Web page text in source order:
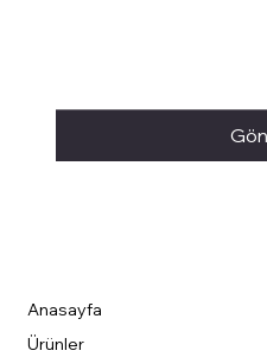
Anasayfa
Ürünler